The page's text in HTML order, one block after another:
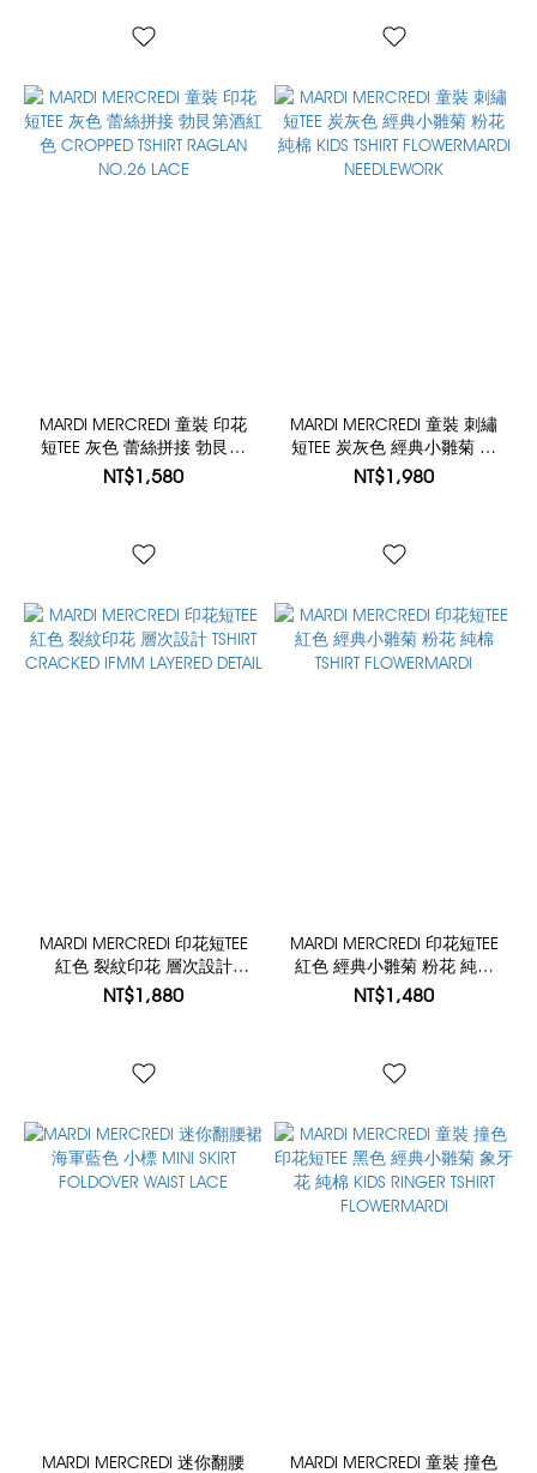
MARDI MERCREDI 童裝 印花
短TEE 灰色 蕾絲拼接 勃艮第
酒紅色 CROPPED TSHIRT
NT$1,580
MARDI MERCREDI 童裝 刺繡
短TEE 炭灰色 經典小雛菊 粉
花 純棉 KIDS TSHIRT
NT$1,980
MARDI MERCREDI 印花短TEE
紅色 裂紋印花 層次設計
TSHIRT CRACKED IFMM
NT$1,880
MARDI MERCREDI 印花短TEE
紅色 經典小雛菊 粉花 純棉
TSHIRT FLOWERMARDI
NT$1,480
MARDI MERCREDI 迷你翻腰
MARDI MERCREDI 童裝 撞色